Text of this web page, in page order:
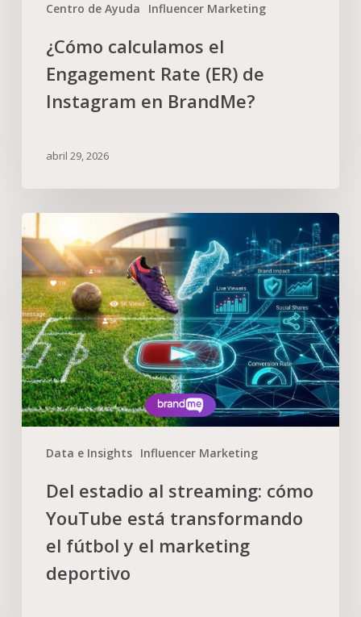
Centro de Ayuda Influencer Marketing
¿Cómo calculamos el
Engagement Rate (ER) de
Instagram en BrandMe?
abril 29, 2026
Data e Insights Influencer Marketing
Del estadio al streaming: cómo
YouTube está transformando
el fútbol y el marketing
deportivo